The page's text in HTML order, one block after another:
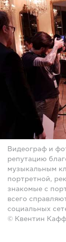
Видеограф и
репутацию
музыкальным
портретной,
знакомые с
всего
социальных
© Квентин